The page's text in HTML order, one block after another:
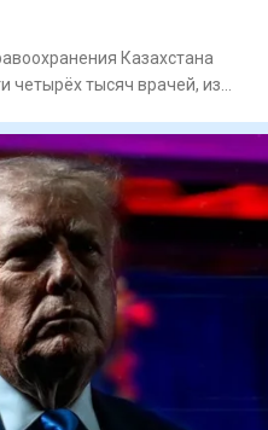
Казахстана
четырёх тысяч врачей, из